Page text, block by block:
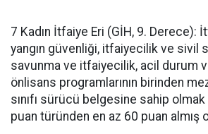
​7 Kadın İtfaiye Eri (GİH, 9. Derece):
yangın güvenliği, itfaiyecilik ve sivil
savunma ve itfaiyecilik, acil durum
önlisans programlarının birinden
sınıfı sürücü belgesine sahip
puan türünden en az 60 puan almış